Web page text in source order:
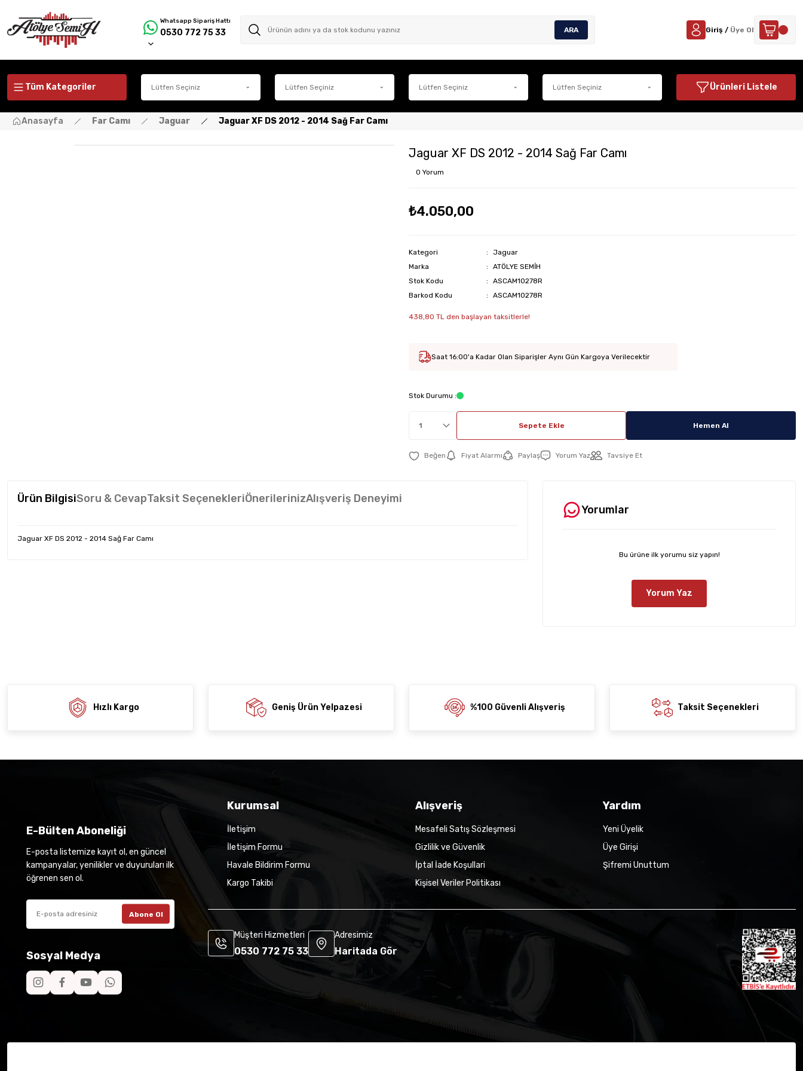
Whatsapp Sipariş Hattı
0530 772 75 33 ARA Giriş / Üye Ol
Tüm Kategoriler Ürünleri Listele
Anasayfa Far Camı Jaguar Jaguar XF DS 2012 - 2014 Sağ Far Camı
Jaguar XF DS 2012 - 2014 Sağ Far Camı
0 Yorum
₺4.050,00
Kategori
Jaguar
Marka
ATÖLYE SEMİH
Stok Kodu
ASCAM10278R
Barkod Kodu
ASCAM10278R
438,80 TL den başlayan taksitlerle!
Saat 16:00'a Kadar Olan Siparişler Aynı Gün Kargoya Verilecektir
Stok Durumu :
Sepete Ekle Hemen Al
Fiyat Alarmı Paylaş Yorum Yaz Tavsiye Et
Ürün BilgisiSoru & CevapTaksit SeçenekleriÖnerilerinizAlışveriş Deneyimi
Jaguar XF DS 2012 - 2014 Sağ Far Camı
Gönder
Yorumlar
Bu ürüne ilk yorumu siz yapın!
Yorum Yaz
Hızlı Kargo Geniş Ürün Yelpazesi %100 Güvenli Alışveriş Taksit Seçenekleri
E-Bülten Aboneliği
E-posta listemize kayıt ol, en güncel
kampanyalar, yenilikler ve duyuruları ilk
öğrenen sen ol.
Abone Ol
Sosyal Medya
Kurumsal
İletişim
İletişim Formu
Havale Bildirim Formu
Kargo Takibi
Alışveriş
Mesafeli Satış Sözleşmesi
Gizlilik ve Güvenlik
İptal İade Koşullari
Kişisel Veriler Politikası
Yardım
Yeni Üyelik
Üye Girişi
Şifremi Unuttum
Müşteri Hizmetleri
0530 772 75 33
Adresimiz
Haritada Gör